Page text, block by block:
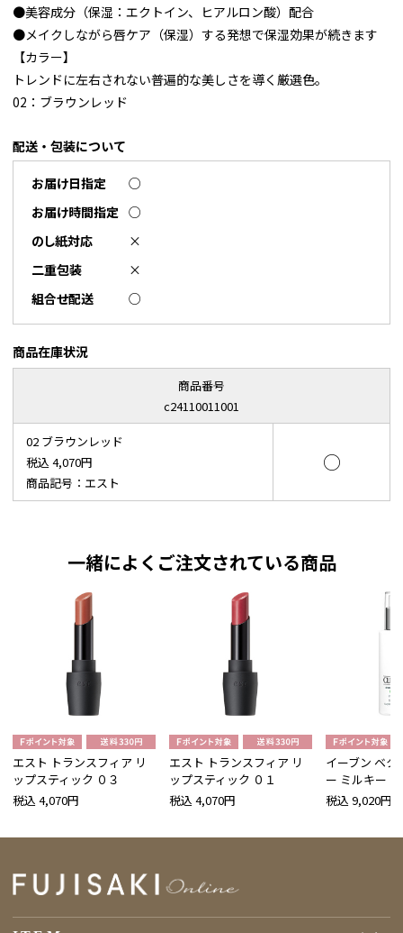
●美容成分（保湿：エクトイン、ヒアルロン酸）配合
●メイクしながら唇ケア（保湿）する発想で保湿効果が続きます
【カラー】
トレンドに左右されない普遍的な美しさを導く厳選色。
02：ブラウンレッド
配送・包装について
お届け日指定
○
お届け時間指定 ○
のし紙対応
×
二重包装
×
組合せ配送
○
商品在庫状況
商品番号
c24110011001
02 ブラウンレッド
税込 4,070円
商品記号：エスト
○
一緒によくご注文されている商品
エスト トランスフィア リ
ップスティック ０３
税込 4,070円
エスト トランスフィア リ
ップスティック ０１
税込 4,070円
イーブン ベタ
ー ミルキー
税込 9,020円